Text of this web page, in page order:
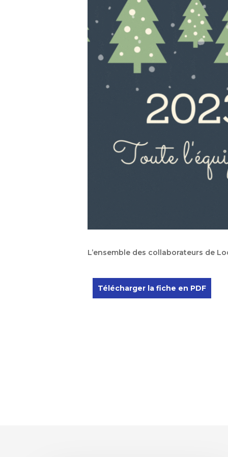
L’ensemble des collaborateurs de
Télécharger la fiche en PDF